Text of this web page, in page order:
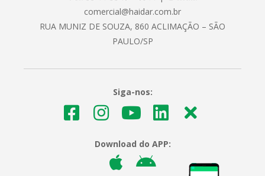
comercial@haidar.com.br
RUA MUNIZ DE SOUZA, 860 ACLIMAÇÃO – SÃO
PAULO/SP
Siga-nos:
Download do APP: